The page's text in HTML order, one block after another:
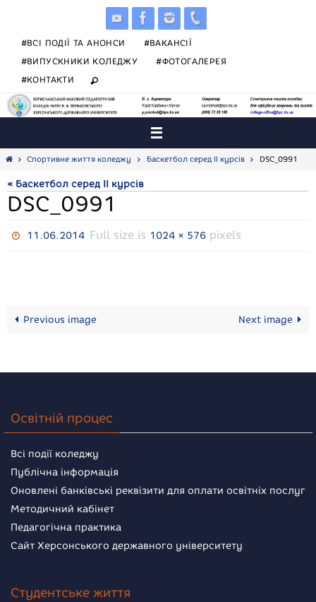
#ВСІ ПОДІЇ ТА АНОНСИ
#ВАКАНСІЇ
#ВИПУСКНИКИ КОЛЕДЖУ
#ФОТОГАЛЕРЕЯ
#КОНТАКТИ
HomeСпортивне життя коледжу Баскетбол серед ІІ курсів DSC_0991
« Баскетбол серед ІІ курсів
DSC_0991
11.06.2014 Full size is 1024 × 576 pixels
Previous image Next image
Освітній процес
Всі події коледжу
Публічна інформація
Оновлені банківські реквізити для оплати освітніх послуг
Методичний кабінет
Педагогічна практика
Сайт Херсонського державного університету
Студентське життя